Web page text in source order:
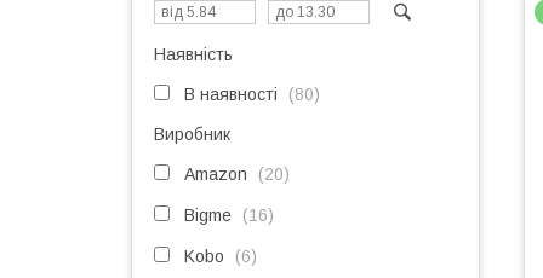
Наявність
В наявності 80
Виробник
Amazon 20
Bigme 16
Kobo 6